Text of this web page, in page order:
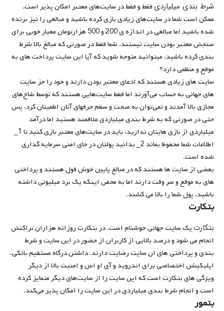
شرط بندی میلیاردی فقط و فقط در سایت‌های معتبر امکان پذیر است.
ممکن است شما در سایت‌های زیادی بازی کرده باشید و مبالغی را نیز برنده
شده باشید اما مبالغی در اندازه ی 200 و 500 هزارتومان معیار خوبی برای
سنجش معتبر بودن سایت نیستند. شما فقط در صورتی که مبالغ بالا شرط
بندی کرده باشید، میتوانید متوجه شوید که آیا این سایت پرداخت های به
موقع و منظمی دارد؟
سایت های زیادی هستند که ادعای معتبر بودن دارند و خود را جز سایت
های جهانی به حساب می‌آورند اما فقط سایت‌هایی هستند که توسط شاخ‌های
مجازی بالا آمدند و نمی‌توان به صحت و سقم حرفهای آنان اطمینان کرد. پس
حتی در صورتی که به شرط بندی میلیاردی علاقمند هستید اما درآمد
میلیاردی از بازی هایتان ندارید، باید در سایت‌های معتبر بازی کنید تا 1_
اطلاعات شما محفوظ بماند 2_ بدانید پولتان در جای امنی سرمایه گذاری
شده است.
بعضی از سایت ها هستند که در مبالغ پایین خوش قول هستند و پرداختی
های به موقع و سر وقت دارند اما به محض اینکه یک برد میلیونی داشته
باشید، پول شما را بالا می کشند.
بتکارت
بتکارتیک سایت جهانی خوشنام است. در بتکارت روزانه هزاران تراکنش
انجام می شود و درصد بالایی از کاربران از حضور در این سایت و شرط
بندی و پرداختی های ان سایت رضایت دارند. داشتن درگاه مستقیم بانکی،
اپلیکیشن اختصاصی برای اندروید و آی او اس و امنیت بالا از دیگر
ویژگی های بتکارت است که این سایت را از سایت‌های دیگر متمایز کرده
است و انجام شرط بندی میلیاردی در این سایت را امکان پذیر می‌کند.
بتمور